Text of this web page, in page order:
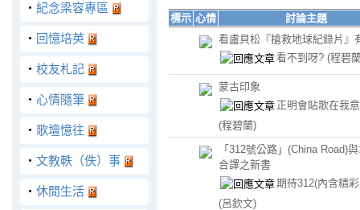
‧ 紀念梁容專區
‧ 回憶培英
‧ 校友札記
‧ 心情隨筆
‧ 歌壇憶往
‧ 文教軼（佚）事
‧ 休閒生活
標示 心情
討論主題
看盧貝松『搶救地球紀錄片』
看不到呀? (程碧
蒙古印象
正明會貼歌在我
(程碧蘭)
「312號公路」(China Road)
合譯之新書
期待312(內含精
(呂欽文)